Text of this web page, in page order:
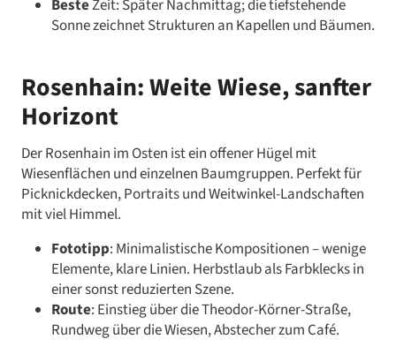
BesteZeit: Später Nachmittag; die tiefstehende
Sonne zeichnet Strukturen an Kapellen und Bäumen.
Rosenhain: Weite Wiese, sanfter
Horizont
Der Rosenhain im Osten ist ein offener Hügel mit
Wiesenflächen und einzelnen Baumgruppen. Perfekt für
Picknickdecken, Portraits und Weitwinkel-Landschaften
mit viel Himmel.
Fototipp: Minimalistische Kompositionen – wenige
Elemente, klare Linien. Herbstlaub als Farbklecks in
einer sonst reduzierten Szene.
Route: Einstieg über die Theodor-Körner-Straße,
Rundweg über die Wiesen, Abstecher zum Café.